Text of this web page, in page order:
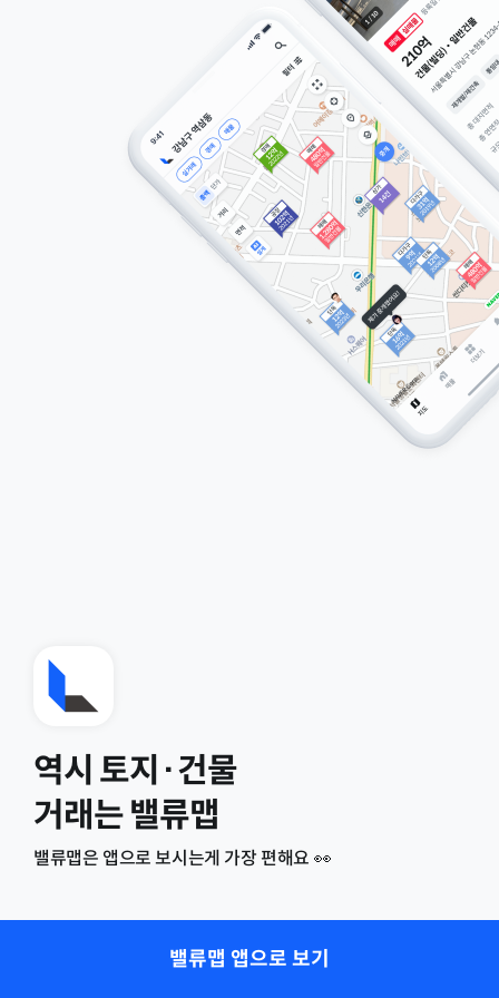
역시 토지·건물
거래는 밸류맵
밸류맵은 앱으로 보시는게 가장 편해요 👀
밸류맵 앱으로 보기